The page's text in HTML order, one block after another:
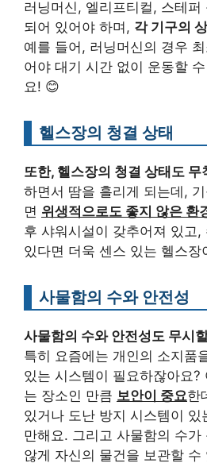
러닝머신, 엘리프티컬, 스테퍼
되어 있어야 하며, 각 기구의
예를 들어, 러닝머신의 경우
어야 대기 시간 없이 운동할
요! 😊
헬스장의 청결 상태
또한, 헬스장의 청결 상태도 무
하면서 땀을 흘리게 되는데,
면 위생적으로도 좋지 않은 환
후 샤워시설이 갖추어져 있고
있다면 더욱 센스 있는 헬스장
사물함의 수와 안전성
사물함의 수와 안전성도 무시
특히 요즘에는 개인의 소지품
있는 시스템이 필요하잖아요?
는 장소인 만큼 보안이 중요한
있거나 도난 방지 시스템이 있
만해요. 그리고 사물함의 수가
않게 자신의 물건을 보관할 수